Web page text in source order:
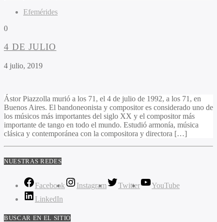
Efemérides
0
4 DE JULIO
4 julio, 2019
Ástor Piazzolla murió a los 71, el 4 de julio de 1992, a los 71, en
Buenos Aires. El bandoneonista y compositor es considerado uno de
los músicos más importantes del siglo XX y el compositor más
importante de tango en todo el mundo. Estudió armonía, música
clásica y contemporánea con la compositora y directora […]
NUESTRAS REDES
Facebook Instagram Twitter
YouTube
LinkedIn
BUSCAR EN EL SITIO